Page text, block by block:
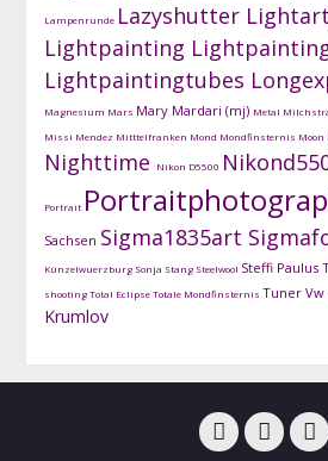
Lampenrunde Lazyshutter
Lightpainting
Lightpaintingtubes
Magnesium Mars Mary Mardari (mj) Metal
Missi Mendez Mitttelfranken Mond Mondfinsternis Moon
Nighttime Nikon D5500
Portrait
Sachsen Sigma1835art
Künzelwuerzburg Sonja Stang Steelwool Steffi Paulus
shootingTotal EclipseTotale Mondfinsternis Tuner Vw
Krumlov